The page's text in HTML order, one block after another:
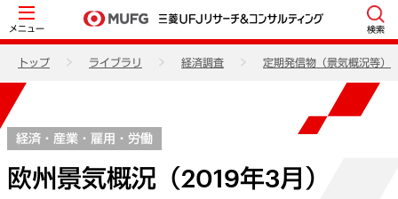
メニュー 検索
トップ ライブラリ 経済調査 定期発信物（景気概況等）
経済・産業・雇用・労働
欧州景気概況（2019年3月）